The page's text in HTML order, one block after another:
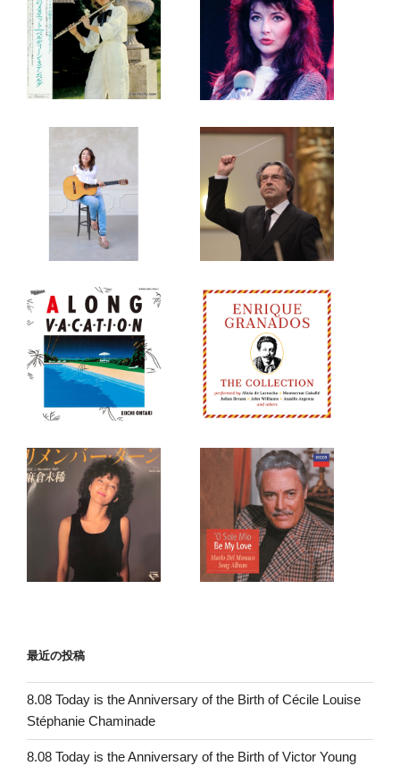
最近の投稿
8.08 Today is the Anniversary of the Birth of Cécile Louise
Stéphanie Chaminade
8.08 Today is the Anniversary of the Birth of Victor Young